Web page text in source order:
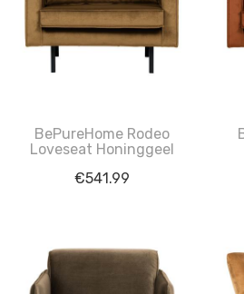
BePureHome Rodeo
Loveseat Honinggeel
€541.99